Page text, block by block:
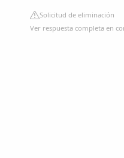
Solicitud de eliminación
Ver respuesta completa en